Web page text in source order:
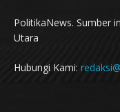
PolitikaNews. Sumber
Utara
Hubungi Kami: